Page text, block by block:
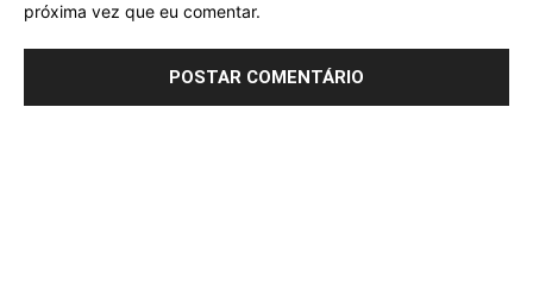
próxima vez que eu comentar.